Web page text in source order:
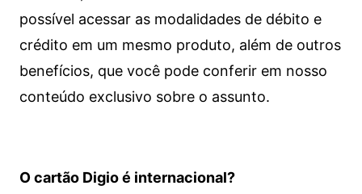
possível acessar as modalidades de débito e
crédito em um mesmo produto, além de outros
benefícios, que você pode conferir em nosso
conteúdo exclusivo sobre o assunto.
O cartão Digio é internacional?